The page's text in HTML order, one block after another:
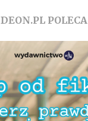
DEON.PL POLECA